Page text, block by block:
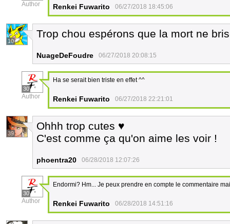
Author Renkei Fuwarito 06/27/2018 18:45:06
10
Trop chou espérons que la mort ne
NuageDeFoudre 06/27/2018 20:08:15
30
Author
Ha se serait bien triste en effet ^^
Renkei Fuwarito 06/27/2018 22:21:01
39
Ohhh trop cutes ♥
C'est comme ça qu'on aime les voir !
phoentra20 06/28/2018 12:07:26
30
Author
Endormi? Hm... Je peux prendre en compte le commentaire
Renkei Fuwarito 06/28/2018 14:51:16